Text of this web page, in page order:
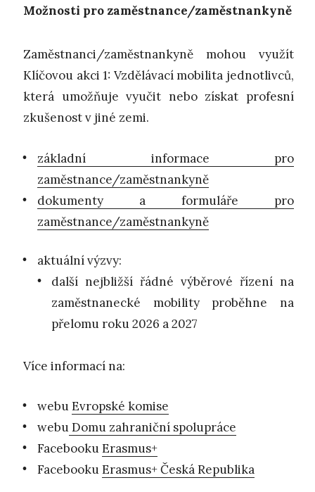
Možnosti pro zaměstnance/zaměstnankyně
Zaměstnanci/zaměstnankyně mohou využít
Klíčovou akci 1: Vzdělávací mobilita jednotlivců,
která umožňuje vyučit nebo získat profesní
zkušenost v jiné zemi.
základní informace pro
zaměstnance/zaměstnankyně
dokumenty a formuláře pro
zaměstnance/zaměstnankyně
aktuální výzvy:
další nejbližší řádné výběrové řízení na
zaměstnanecké mobility proběhne na
přelomu roku 2026 a 2027
Více informací na:
webuEvropské komise
webuDomu zahraniční spolupráce
FacebookuErasmus+
FacebookuErasmus+ Česká Republika